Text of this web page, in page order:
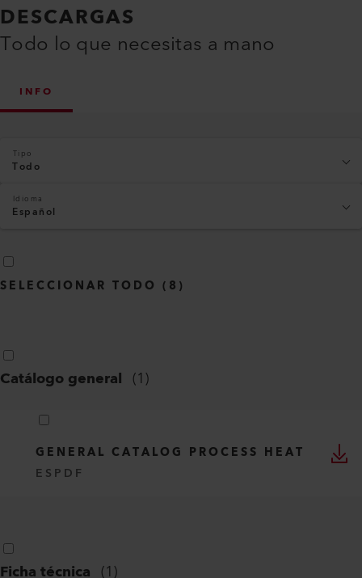
DESCARGAS
Todo lo que necesitas a mano
INFO
Tipo
Todo
Idioma
Español
SELECCIONAR TODO ( 8 )
Catálogo general (1)
GENERAL CATALOG PROCESS HEAT
ES PDF
Ficha técnica (1)